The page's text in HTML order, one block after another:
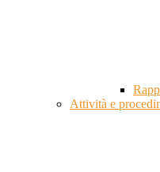
Attività e